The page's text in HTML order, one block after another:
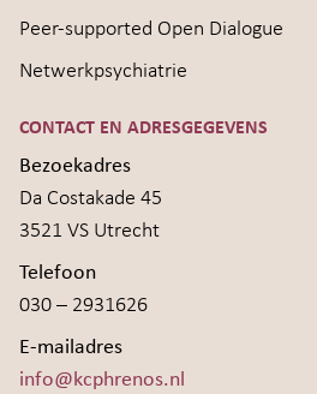
Peer-supported Open Dialogue
Netwerkpsychiatrie
CONTACT EN ADRESGEGEVENS
Bezoekadres
Da Costakade 45
3521 VS Utrecht
Telefoon
030 – 2931626
E-mailadres
info@kcphrenos.nl